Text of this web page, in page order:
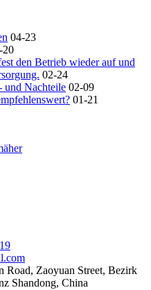
04-23
20
den Betrieb wieder auf und
02-24
und Nachteile 02-09
01-21
Road, Zaoyuan Street, Bezirk
Shandong, China